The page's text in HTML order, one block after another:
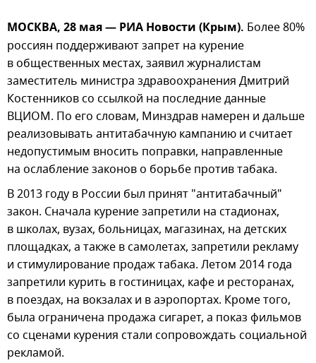
МОСКВА, 28 мая — РИА Новости (Крым). Более 80%
россиян поддерживают запрет на курение
в общественных местах, заявил журналистам
заместитель министра здравоохранения Дмитрий
Костенников со ссылкой на последние данные
ВЦИОМ. По его словам, Минздрав намерен и дальше
реализовывать антитабачную кампанию и считает
недопустимым вносить поправки, направленные
на ослабление законов о борьбе против табака.
В 2013 году в России был принят "антитабачный"
закон. Сначала курение запретили на стадионах,
в школах, вузах, больницах, магазинах, на детских
площадках, а также в самолетах, запретили рекламу
и стимулирование продаж табака. Летом 2014 года
запретили курить в гостиницах, кафе и ресторанах,
в поездах, на вокзалах и в аэропортах. Кроме того,
была ограничена продажа сигарет, а показ фильмов
со сценами курения стали сопровождать социальной
рекламой.